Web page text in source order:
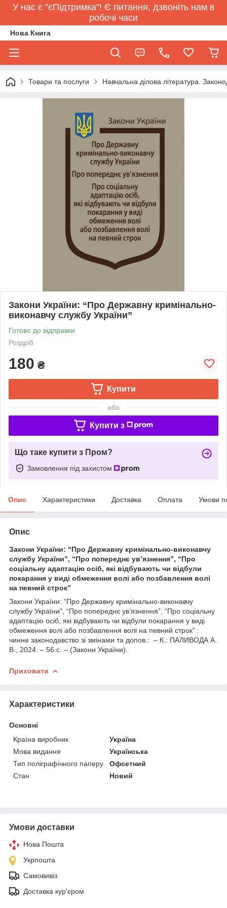
У нас є "єПідтримка"! Є питання, дзвоніть нам в
робочі часи
Нова Книга
Товари та послуги Навчальна ділова література.
Закони України: “Про Державну кримінально-
виконавчу службу України”
Готово до відправки
Роздріб
180 ₴
Купити
або
Купити з
Що таке купити з Пром?
Замовлення під захистом
Опис Характеристики Доставка Оплата Умови
Опис
Закони України: “Про Державну кримінально-виконавчу
службу України”, “Про попереднє ув’язнення”, “Про
соціальну адаптацію осіб, які відбувають чи відбули
покарання у виді обмеження волі або позбавлення волі
на певний строк”
Закони України: “Про Державну кримінально-виконавчу
службу України”, “Про попереднє ув’язнення”, “Про соціальну
адаптацію осіб, які відбувають чи відбули покарання у виді
обмеження волі або позбавлення волі на певний строк” :
чинне законодавство зі змінами та допов.: – К.: ПАЛИВОДА А.
В., 2024. – 56 с. – (Закони України).
Приховати
Характеристики
Основні
Країна виробник
Україна
Мова видання
Українська
Тип поліграфічного паперу
Офсетний
Стан
Новий
Умови доставки
Нова Пошта
Укрпошта
Самовивіз
Доставка кур'єром